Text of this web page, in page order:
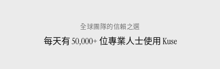
全球團隊的信賴之選
每天有 50,000+ 位專業人士使用 Kuse